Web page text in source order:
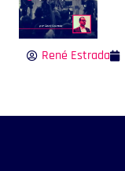
René Estrada